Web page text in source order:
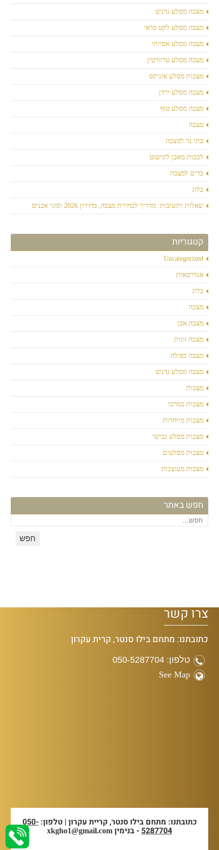
מצבה מסלע גרניט
מצבה מסלע לקט פראי
מצבה מסלע אסייתי
מצבה מסלע טרוורטין
מצבות מסלע אוניקס
מצבה מסלע ירדן
מצבה מסלע טוף
מצבה
בתי נר למצבה
לבבות מאבן לקישוט
כדים למצבה
בלוג
שאלות ותשובות: מדריך לבחירת מצבה, מחירון 2026 וסוגי אבנים
קטגוריות
Uncategorized
אנדרטאות
בלוג
מצבה
מצבה אבן
מצבה זוגית
מצבה כפולה
מצבה מסלע גרניט
מצבות
מצבות במרכז
מצבות מיוחדות
מצבות מסלע גבישי
מצבות מסלעים
מצבות מעוצבות
חפש באתר
צרו קשר
כתובתנו: מתחם בילו סנטר, קרית עקרון
טלפון: 050-5287704
See Map
כתובתנו: מתחם בילו סנטר, קריית עקרון | טלפון:050-
5287704- בנימין xkgho1@gmail.com